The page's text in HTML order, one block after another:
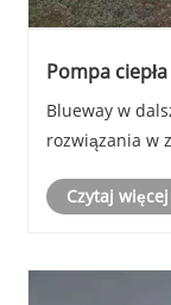
Pompa
wydajnemu
temperaturę
Blueway w
rozwiązania w
na całym
Czytaj więcej